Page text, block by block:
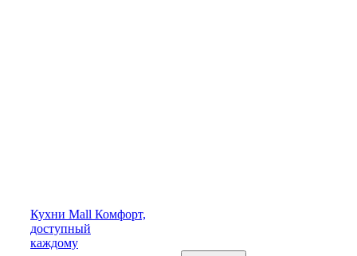
Кухни Mall Комфорт,
доступный
каждому